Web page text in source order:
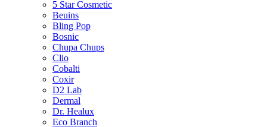
5 Star Cosmetic
Beuins
Bling Pop
Bosnic
Chupa Chups
Clio
Cobalti
Coxir
D2 Lab
Dermal
Dr. Healux
Eco Branch